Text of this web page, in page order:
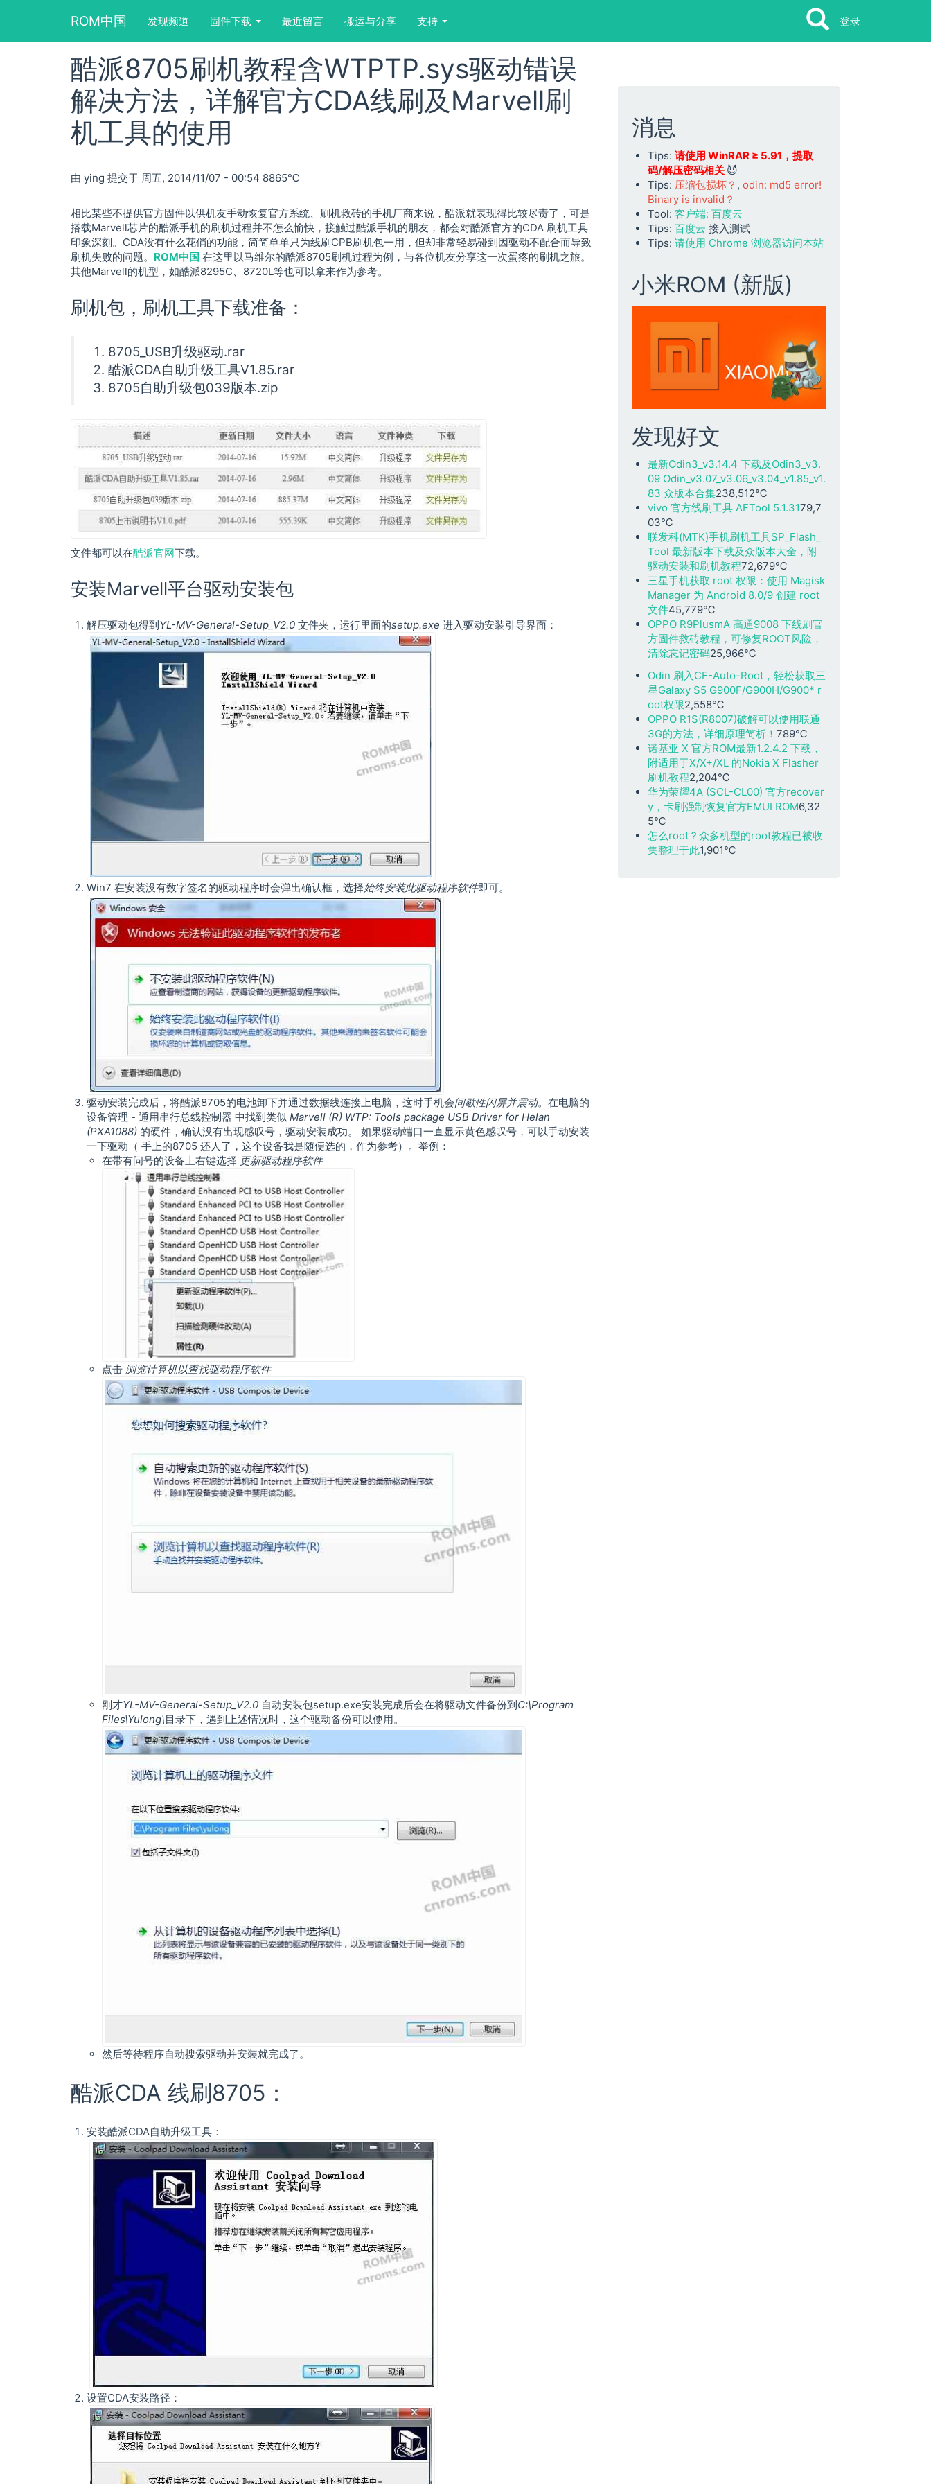
ROM中国
Main
navigation
发现频道 固件下载 最近留言 搬运与分享 支持
User
account
menu
登录
Search
form
block
Search
Search
酷派8705刷机教程含WTPTP.sys驱动错误
解决方法，详解官方CDA线刷及Marvell刷
机工具的使用
由 ying 提交于 周五, 2014/11/07 - 00:54 8865℃
相比某些不提供官方固件以供机友手动恢复官方系统、刷机救砖的手机厂商来说，酷派就表现得比较尽责了，可是
搭载Marvell芯片的酷派手机的刷机过程并不怎么愉快，接触过酷派手机的朋友，都会对酷派官方的CDA 刷机工具
印象深刻。CDA没有什么花俏的功能，简简单单只为线刷CPB刷机包一用，但却非常轻易碰到因驱动不配合而导致
刷机失败的问题。 ROM中国 在这里以马维尔的酷派8705刷机过程为例，与各位机友分享这一次蛋疼的刷机之旅。
其他Marvell的机型，如酷派8295C、8720L等也可以拿来作为参考。
刷机包，刷机工具下载准备：
8705_USB升级驱动.rar
酷派CDA自助升级工具V1.85.rar
8705自助升级包039版本.zip
文件都可以在酷派官网下载。
安装Marvell平台驱动安装包
解压驱动包得到 YL-MV-General-Setup_V2.0文件夹，运行里面的setup.exe 进入驱动安装引导界面：
Win7 在安装没有数字签名的驱动程序时会弹出确认框，选择始终安装此驱动程序软件即可。
驱动安装完成后，将酷派8705的电池卸下并通过数据线连接上电脑，这时手机会间歇性闪屏并震动。在电脑的
设备管理 - 通用串行总线控制器 中找到类似 Marvell (R) WTP: Tools package USB Driver for Helan
(PXA1088)的硬件，确认没有出现感叹号，驱动安装成功。 如果驱动端口一直显示黄色感叹号，可以手动安装
一下驱动（ 手上的8705 还人了，这个设备我是随便选的，作为参考）。举例：
在带有问号的设备上右键选择 更新驱动程序软件
点击 浏览计算机以查找驱动程序软件
刚才YL-MV-General-Setup_V2.0 自动安装包setup.exe安装完成后会在将驱动文件备份到C:\Program
Files\Yulong\目录下，遇到上述情况时，这个驱动备份可以使用。
然后等待程序自动搜索驱动并安装就完成了。
酷派CDA 线刷8705：
安装酷派CDA自助升级工具：
设置CDA安装路径：
消息
Tips: 请使用 WinRAR ≥ 5.91，提取
码/解压密码相关 😈
Tips: 压缩包损坏？ , odin: md5 error!
Binary is invalid？
Tool: 客户端: 百度云
Tips: 百度云 接入测试
Tips: 请使用 Chrome 浏览器访问本站
小米ROM (新版)
发现好文
最新Odin3_v3.14.4 下载及Odin3_v3.
09 Odin_v3.07_v3.06_v3.04_v1.85_v1.
83 众版本合集238,512℃
vivo 官方线刷工具 AFTool 5.1.3179,7
03℃
联发科(MTK)手机刷机工具SP_Flash_
Tool 最新版本下载及众版本大全，附
驱动安装和刷机教程72,679℃
三星手机获取 root 权限：使用 Magisk
Manager 为 Android 8.0/9 创建 root
文件45,779℃
OPPO R9PlusmA 高通9008 下线刷官
方固件救砖教程，可修复ROOT风险，
清除忘记密码25,966℃
Odin 刷入CF-Auto-Root，轻松获取三
星Galaxy S5 G900F/G900H/G900* r
oot权限2,558℃
OPPO R1S(R8007)破解可以使用联通
3G的方法，详细原理简析！ 789℃
诺基亚 X 官方ROM最新1.2.4.2 下载，
附适用于X/X+/XL 的Nokia X Flasher
刷机教程2,204℃
华为荣耀4A (SCL-CL00) 官方recover
y，卡刷强制恢复官方EMUI ROM6,32
5℃
怎么root？众多机型的root教程已被收
集整理于此1,901℃